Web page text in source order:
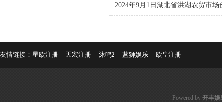
2024年9月1日湖北省洪湖农贸市场
友情链接： 星欧注册 天宏注册 沐鸣2 蓝狮娱乐 欧皇注册
Powered by 开丰娱